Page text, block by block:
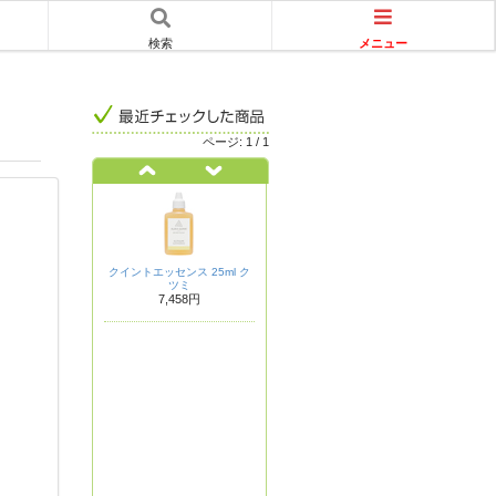
検索 メニュー
ページ: 1 / 1
クイントエッセンス 25ml ク
ツミ
7,458円